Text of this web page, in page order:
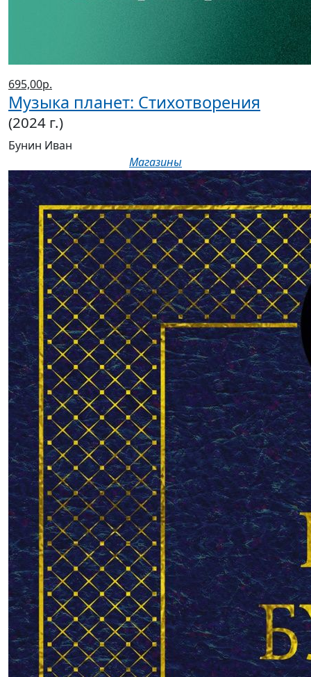
695,00р.
Музыка планет: Стихотворения
(2024 г.)
Бунин Иван
Магазины